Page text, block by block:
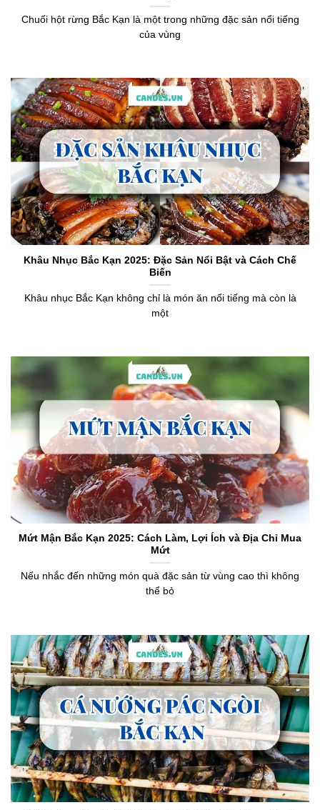
Chuối hột rừng Bắc Kạn là một trong những đặc sản nổi tiếng
của vùng
Khâu Nhục Bắc Kạn 2025: Đặc Sản Nổi Bật và Cách Chế
Biến
Khâu nhục Bắc Kạn không chỉ là món ăn nổi tiếng mà còn là
một
Mứt Mận Bắc Kạn 2025: Cách Làm, Lợi Ích và Địa Chỉ Mua
Mứt
Nếu nhắc đến những món quà đặc sản từ vùng cao thì không
thể bỏ